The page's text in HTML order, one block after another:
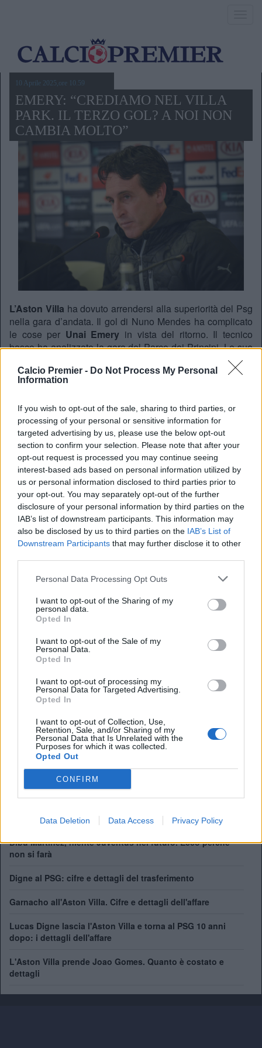
Calcio Premier - Do Not Process My Personal
Information
If you wish to opt-out of the sale, sharing to third parties, or
processing of your personal or sensitive information for
targeted advertising by us, please use the below opt-out
section to confirm your selection. Please note that after your
opt-out request is processed you may continue seeing
interest-based ads based on personal information utilized by
us or personal information disclosed to third parties prior to
your opt-out. You may separately opt-out of the further
disclosure of your personal information by third parties on the
IAB’s list of downstream participants. This information may
also be disclosed by us to third parties on the IAB’s List of
Downstream Participants that may further disclose it to other
Personal Data Processing Opt Outs
I want to opt-out of the Sharing of my
personal data.
Opted In
I want to opt-out of the Sale of my
Personal Data.
Opted In
I want to opt-out of processing my
Personal Data for Targeted Advertising.
Opted In
I want to opt-out of Collection, Use,
Retention, Sale, and/or Sharing of my
Personal Data that Is Unrelated with the
Purposes for which it was collected.
Opted Out
CONFIRM
Data Deletion Data Access Privacy Policy
10 Aprile 2025,ore 10.59
EMERY: “CREDIAMO NEL VILLA
PARK. IL TERZO GOL? A NOI NON
CAMBIA MOLTO”
L’Aston Villa ha dovuto arrendersi alla superiorità del Psg
nella gara d’andata. Il gol di Nuno Mendes ha complicato
le cose per Unai Emery in vista del ritorno. Il tecnico
basco ha analizzato la gara del Parco dei Principi. Le sue
“Era più o meno quello che mi aspettavo prima del match,
sarà una grande sfida per noi.Ma ci sentiamo forti in
casae col supporto del Villa Park. Oggi dovevamo essere
ordinati in difesa, e anche quando perdevamo abbiamo
tentato tre passaggi dentro la loro area di rigore. Nella
nostra mente non cambia molto, dobbiamo solo segnare
un gol in più. Nel primo tempo abbiamo avuto 3 o 4
occasioni nella loro area, forse dovevamo essere più
cinici. Noi ci crediamo,crediamo nel Villa Park
nostri giocatori”
Anno di Fondazione:
Stadio:Villa Park (42.682)
Città:Birmingham
Presidente:Nassef Sawiris
Manager:
ALBO D'ORO
Premier League:7
FA Cup:7
League Cup:5
FA Community Shield:1
Champions League:1
Dibu Martinez, niente Juventus nel futuro. Ecco perchè
non si farà
Digne al PSG: cifre e dettagli del trasferimento
Garnacho all'Aston Villa. Cifre e dettagli dell'affare
Lucas Digne lascia l'Aston Villa e torna al PSG 10 anni
dopo: i dettagli dell'affare
L'Aston Villa prende Joao Gomes. Quanto è costato e
dettagli